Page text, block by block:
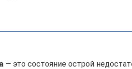
— это состояние острой